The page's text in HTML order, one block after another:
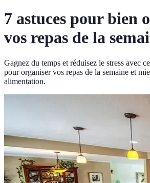
7 astuces pour bien
vos repas de la
Gagnez du temps et réduisez le stress avec
pour organiser vos repas de la semaine et
alimentation.